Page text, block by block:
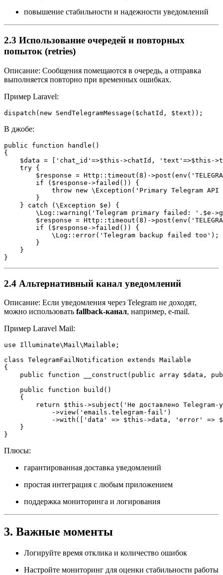
повышение стабильности и надежности уведомлений
2.3 Использование очередей и повторных
попыток (retries)
Описание: Сообщения помещаются в очередь, а отправка
выполняется повторно при временных ошибках.
Пример Laravel:
dispatch(new SendTelegramMessage($chatId, $text));
В джобе:
public function handle()
{
$data = ['chat_id'=>$this->chatId, 'text'=>$this-
    try {
$response = Http::timeout(8)-
        if ($response->failed()) {
throw new \Exception('Primary Telegram API
        }
    } catch (\Exception $e) {
\Log::warning('Telegram primary failed: '.$e-
$response = Http::timeout(8)-
        if ($response->failed()) {
            \Log::error('Telegram backup failed too');
        }
    }
}
2.4 Альтернативный канал уведомлений
Описание: Если уведомления через Telegram не доходят,
можно использовать fallback-канал, например, e-mail.
Пример Laravel Mail:
use Illuminate\Mail\Mailable;
class TelegramFailNotification extends Mailable
{
public function __construct(public array $data,
    public function build()
    {
return $this->subject('Не доставлено Telegram-
            ->view('emails.telegram-fail')
->with(['data' => $this->data, 'error' =>
    }
}
Плюсы:
гарантированная доставка уведомлений
простая интеграция с любым приложением
поддержка мониторинга и логирования
3. Важные моменты
Логируйте время отклика и количество ошибок
Настройте мониторинг для оценки стабильности работы